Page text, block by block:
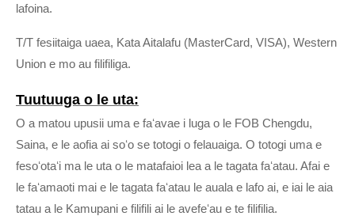
lafoina.
T/T fesiitaiga uaea, Kata Aitalafu (MasterCard, VISA), Western
Union e mo au filifiliga.
Tuutuuga o le uta:
O a matou upusii uma e faʻavae i luga o le FOB Chengdu,
Saina, e le aofia ai soʻo se totogi o felauaiga. O totogi uma e
fesoʻotaʻi ma le uta o le matafaioi lea a le tagata faʻatau. Afai e
le faʻamaoti mai e le tagata faʻatau le auala e lafo ai, e iai le aia
tatau a le Kamupani e filifili ai le avefeʻau e te filifilia.